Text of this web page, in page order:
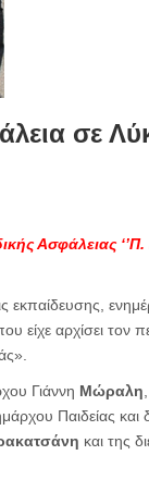
σε
Ασφάλειας
εκπαίδευσης,
είχε αρχίσει τον
Γιάννη Μώραλη
Παιδείας
και της